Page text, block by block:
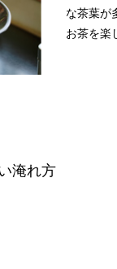
な茶葉が
お茶を楽
淹れ方